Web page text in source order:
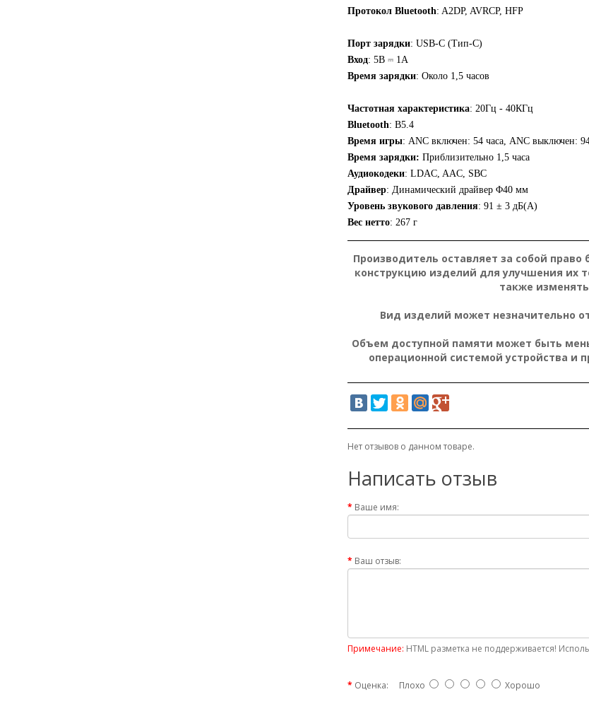
Протокол Bluetooth: A2DP, AVRCP, HFP
Порт зарядки: USB-C (Тип-C)
Вход: 5В ⎓ 1А
Время зарядки: Около 1,5 часов
Частотная характеристика: 20Гц - 40КГц
Bluetooth: В5.4
Время игры: ANC включен: 54 часа, ANC выключен:
Время зарядки: Приблизительно 1,5 часа
Аудиокодеки: LDAC, AAC, SBC
Драйвер: Динамический драйвер Φ40 мм
Уровень звукового давления: 91 ± 3 дБ(А)
Вес нетто: 267 г
Производитель оставляет за собой
конструкцию изделий для улучшения их
также
Вид изделий может незначительно
Объем доступной памяти может быть
операционной системой устройства и
Нет отзывов о данном товаре.
Написать отзыв
Ваше имя:
Ваш отзыв:
Примечание: HTML разметка не поддерживается!
Оценка: Плохо Хорошо